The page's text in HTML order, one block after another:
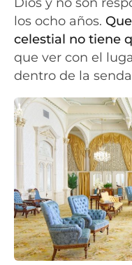
los ocho años.
celestial no tiene
que ver con el
dentro de la